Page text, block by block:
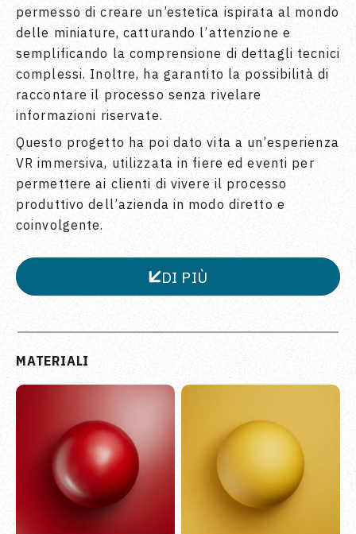
permesso di creare un’estetica ispirata al mondo
delle miniature, catturando l’attenzione e
semplificando la comprensione di dettagli tecnici
complessi. Inoltre, ha garantito la possibilità di
raccontare il processo senza rivelare
informazioni riservate.
Questo progetto ha poi dato vita a un’esperienza
VR immersiva, utilizzata in fiere ed eventi per
permettere ai clienti di vivere il processo
produttivo dell’azienda in modo diretto e
coinvolgente.
DI PIÙ
CHIUDI
MATERIALI